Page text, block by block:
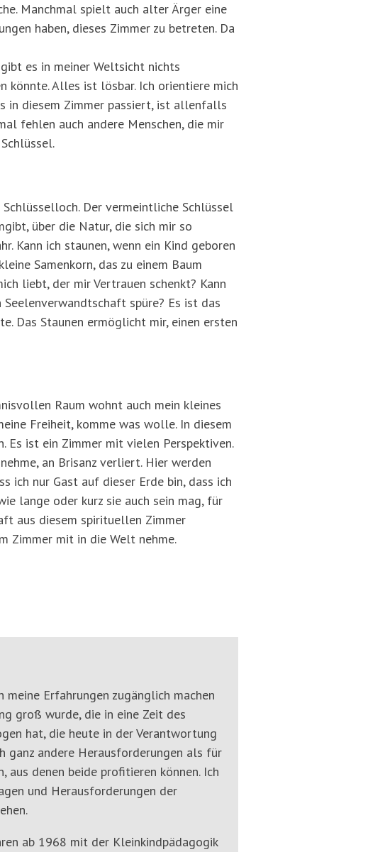
Manchmal spielt auch alter Ärger eine
haben, dieses Zimmer zu betreten. Da
es in meiner Weltsicht nichts
könnte. Alles ist lösbar. Ich orientiere mich
in diesem Zimmer passiert, ist allenfalls
fehlen auch andere Menschen, die mir
Der vermeintliche Schlüssel
über die Natur, die sich mir so
Kann ich staunen, wenn ein Kind geboren
Samenkorn, das zu einem Baum
liebt, der mir Vertrauen schenkt? Kann
spüre? Es ist das
Das Staunen ermöglicht mir, einen ersten
Raum wohnt auch mein kleines
Freiheit, komme was wolle. In diesem
Es ist ein Zimmer mit vielen Perspektiven.
an Brisanz verliert. Hier werden
ich nur Gast auf dieser Erde bin, dass ich
lange oder kurz sie auch sein mag, für
aus diesem spirituellen Zimmer
Zimmer mit in die Welt nehme.
Erfahrungen zugänglich machen
groß wurde, die in eine Zeit des
hat, die heute in der Verantwortung
ganz andere Herausforderungen als für
aus denen beide profitieren können. Ich
und Herausforderungen der
ab 1968 mit der Kleinkindpädagogik